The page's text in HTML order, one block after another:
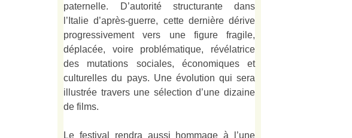
paternelle. D’autorité structurante dans
l’Italie d’après-guerre, cette dernière dérive
progressivement vers une figure fragile,
déplacée, voire problématique, révélatrice
des mutations sociales, économiques et
culturelles du pays. Une évolution qui sera
illustrée travers une sélection d’une dizaine
de films.
Le festival rendra aussi hommage à l’une